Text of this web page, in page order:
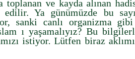
ve kayda alınan
Ya günümüzde bu
sanki canlı organizma gibi
ı yaşamalıyız? Bu
istiyor. Lütfen biraz